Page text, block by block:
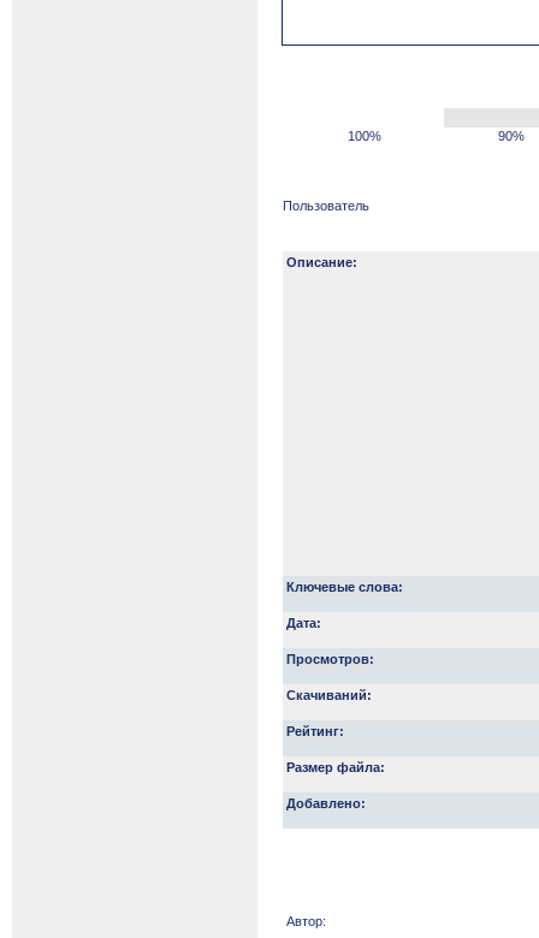
100% 90%
Пользователь
Описание:
Ключевые слова:
Дата:
Просмотров:
Скачиваний:
Рейтинг:
Размер файла:
Добавлено:
Автор: